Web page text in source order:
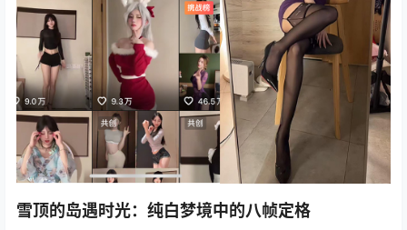
雪顶的岛遇时光：纯白梦境中的八帧定格